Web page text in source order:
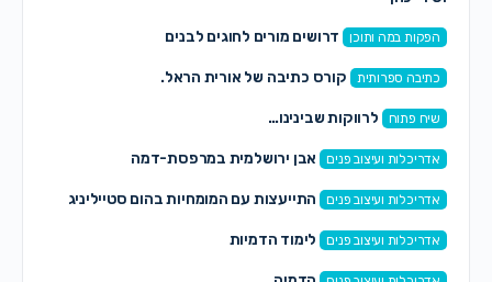
הפקות במה ותוכן דרושים מורים לחוגים לבנים
כתיבה ספרותית קורס כתיבה של אורית הראל.
שיח פתוח לרווקות שבינינו…
אדריכלות ועיצוב פנים אבן ירושלמית במרפסת-דמה
אדריכלות ועיצוב פנים התייעצות עם המומחיות בהום סטייליניג
אדריכלות ועיצוב פנים לימוד הדמיות